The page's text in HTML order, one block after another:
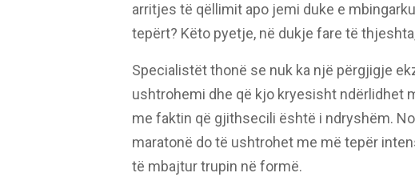
arritjes të qëllimit apo jemi duke e
tepërt? Këto pyetje, në dukje fare të
Specialistët thonë se nuk ka një përgjigje
ushtrohemi dhe që kjo kryesisht ndërlidhet
me faktin që gjithsecili është i ndryshëm.
maratonë do të ushtrohet me më tepër
të mbajtur trupin në formë.